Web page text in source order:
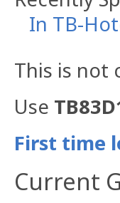
In TB-
This is not
Use
First time
Current